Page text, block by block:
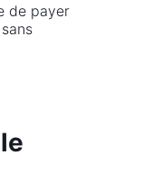
de payer